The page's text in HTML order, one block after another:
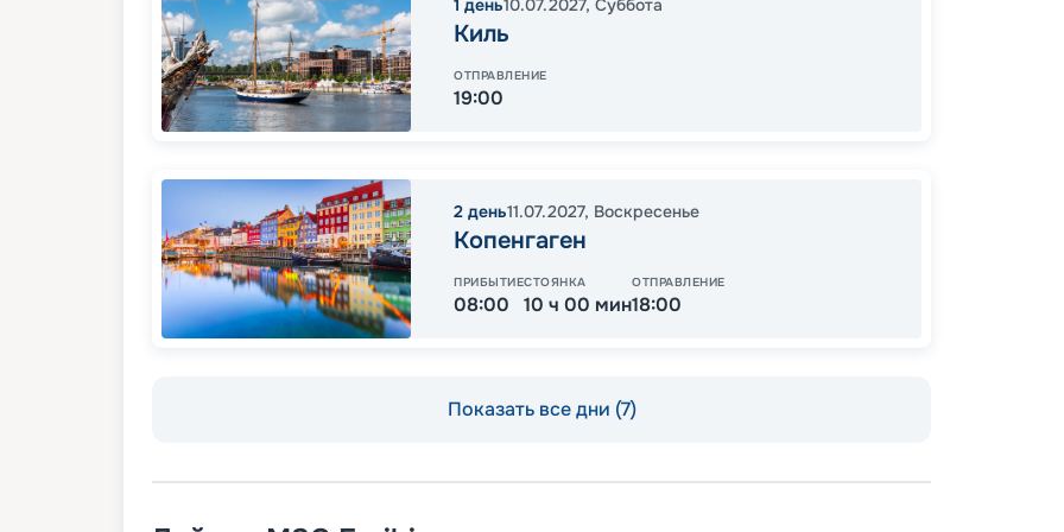
1 день10.07.2027, Суббота
Киль
ОТПРАВЛЕНИЕ
19:00
2 день11.07.2027, Воскресенье
Копенгаген
ПРИБЫТИЕ
08:00
СТОЯНКА
10 ч 00 мин
ОТПРАВЛЕНИЕ
18:00
Показать все дни (7)